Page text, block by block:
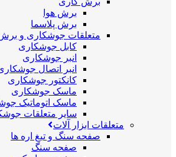
برش هوا
برش پلاسما
متعلقات جوشکاری و
کابل جوشکاری
انبر جوشکاری
انبر اتصال
کانکتور جوشکاری
ماسک جوشکاری
ماسک اتوماتیک
سایر متعلقات
متعلقات ابزار آلات
صفحه سنگ و تیغ اره ها
صفحه سنگ